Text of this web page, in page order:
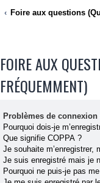
Foire aux questions
FOIRE AUX
FRÉQUEMMENT)
Problèmes de connexion
Pourquoi dois-je
Que signifie COPPA ?
Je souhaite m’enregistrer,
Je suis enregistré mais je
Pourquoi ne puis-je pas